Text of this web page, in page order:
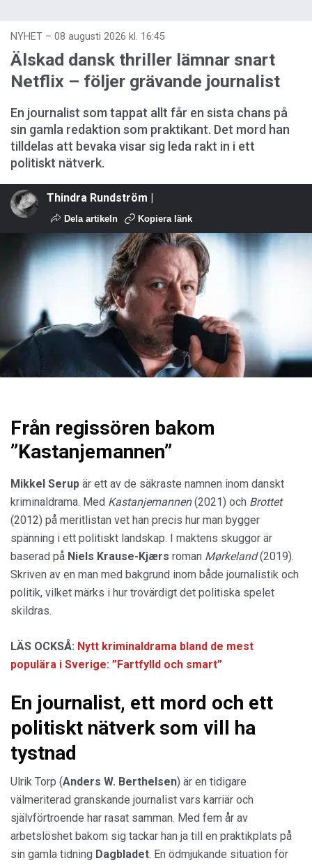
NYHET – 08 augusti 2026 kl. 16:45
Älskad dansk thriller lämnar snart
Netflix – följer grävande journalist
En journalist som tappat allt får en sista chans på
sin gamla redaktion som praktikant. Det mord han
tilldelas att bevaka visar sig leda rakt in i ett
politiskt nätverk.
Thindra Rundström |
Dela artikeln Kopiera länk
Från regissören bakom
”Kastanjemannen”
Mikkel Serup är ett av de säkraste namnen inom danskt
kriminaldrama. Med Kastanjemannen(2021) och Brottet
(2012) på meritlistan vet han precis hur man bygger
spänning i ett politiskt landskap. I maktens skuggor är
baserad på Niels Krause-Kjærs roman Mørkeland(2019).
Skriven av en man med bakgrund inom både journalistik och
politik, vilket märks i hur trovärdigt det politiska spelet
skildras.
LÄS OCKSÅ: Nytt kriminaldrama bland de mest
populära i Sverige: ”Fartfylld och smart”
En journalist, ett mord och ett
politiskt nätverk som vill ha
tystnad
Ulrik Torp (Anders W. Berthelsen) är en tidigare
välmeriterad granskande journalist vars karriär och
självförtroende har rasat samman. Med fem år av
arbetslöshet bakom sig tackar han ja till en praktikplats på
sin gamla tidning Dagbladet. En ödmjukande situation för